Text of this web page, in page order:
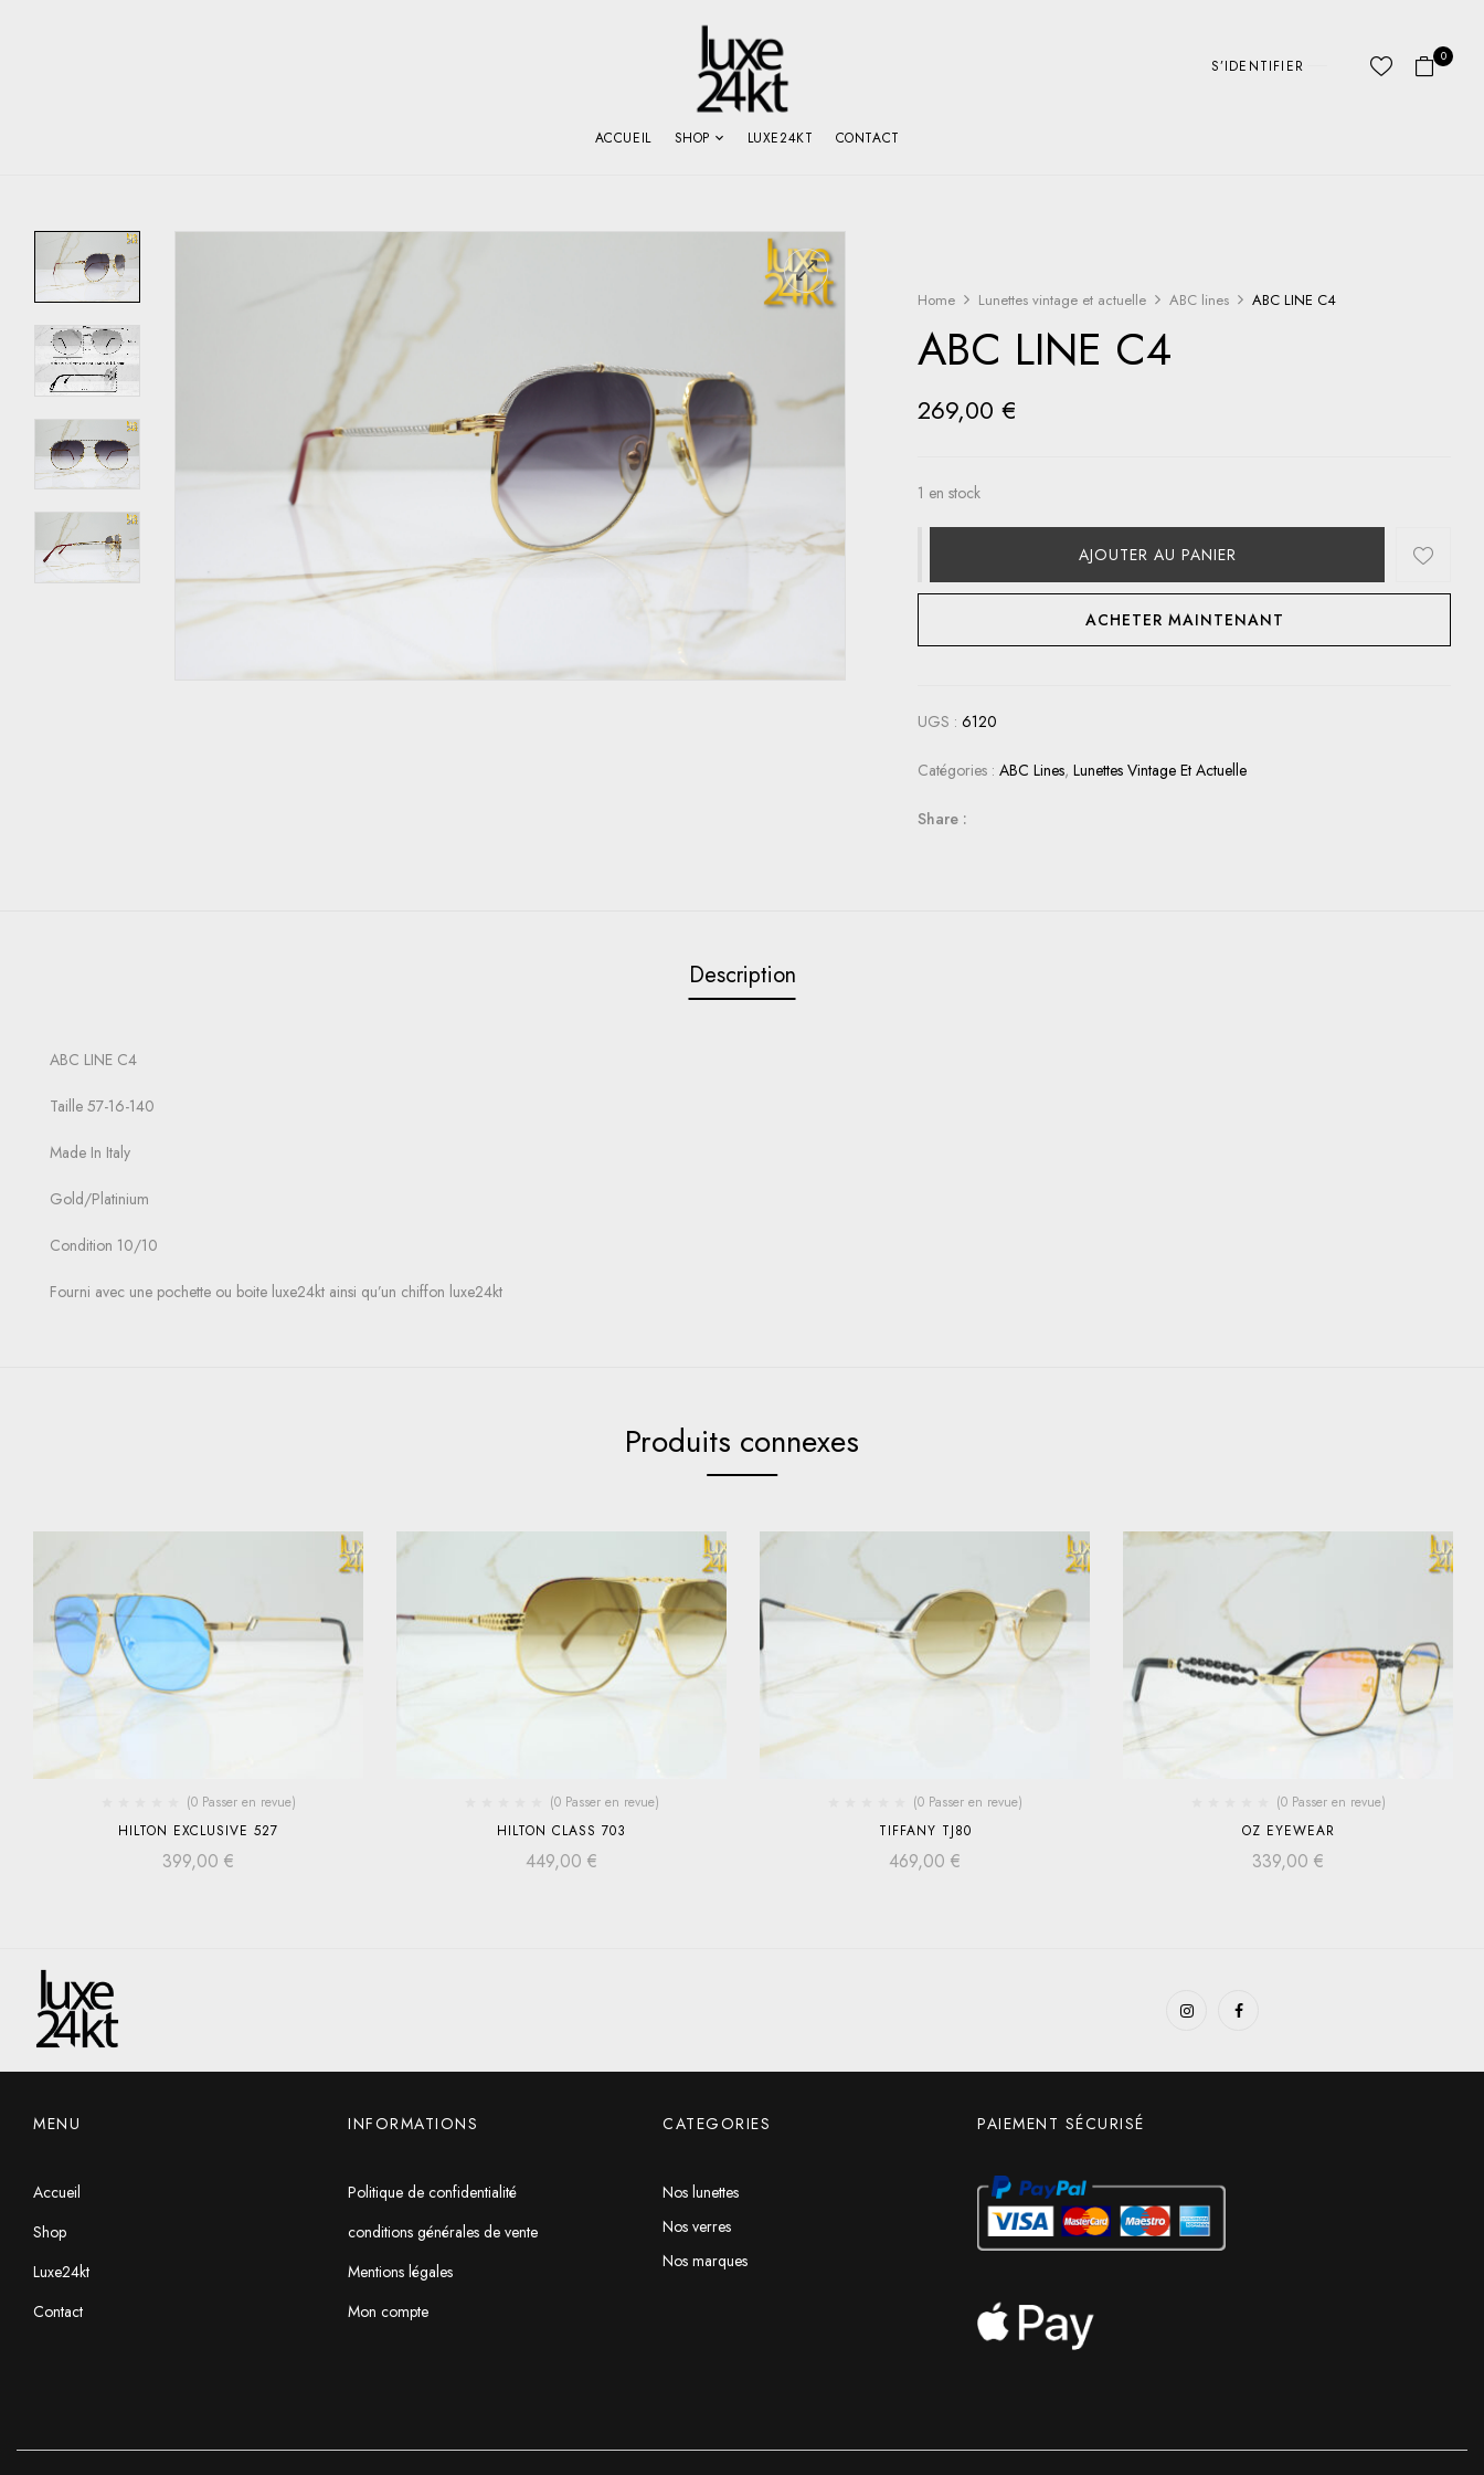
S’IDENTIFIER
0
ACCUEIL SHOP LUXE24KT CONTACT
Home Lunettes vintage et actuelle ABC lines ABC LINE C4
ABC LINE C4
269,00€
1 en stock
AJOUTER AU PANIER
ACHETER MAINTENANT
UGS :6120
Catégories :ABC Lines,Lunettes Vintage Et Actuelle
Share :
Description
ABC LINE C4
Taille 57-16-140
Made In Italy
Gold/Platinium
Condition 10/10
Fourni avec une pochette ou boite luxe24kt ainsi qu’un chiffon luxe24kt
Produits connexes
(0 Passer en revue)
HILTON EXCLUSIVE 527
399,00 €
(0 Passer en revue)
HILTON CLASS 703
449,00 €
(0 Passer en revue)
TIFFANY TJ80
469,00 €
(0 Passer en revue)
OZ EYEWEAR
339,00 €
MENU
Accueil
Shop
Luxe24kt
Contact
INFORMATIONS
Politique de confidentialité
conditions générales de vente
Mentions légales
Mon compte
CATEGORIES
Nos lunettes
Nos verres
Nos marques
PAIEMENT SÉCURISÉ